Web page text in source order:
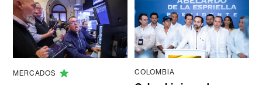
MERCADOS COLOMBIA